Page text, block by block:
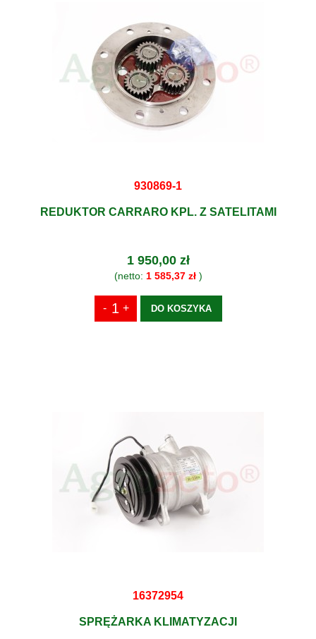
930869-1
REDUKTOR CARRARO KPL. Z SATELITAMI
1 950,00 zł
(netto: 1 585,37 zł)
DO KOSZYKA
16372954
SPRĘŻARKA KLIMATYZACJI